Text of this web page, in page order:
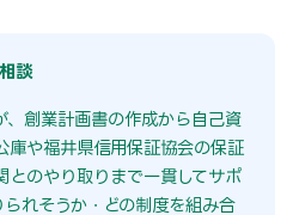
談
、創業計画書の作成から自己資
庫や福井県信用保証協会の保証
とのやり取りまで一貫してサポ
れそうか・どの制度を組み合